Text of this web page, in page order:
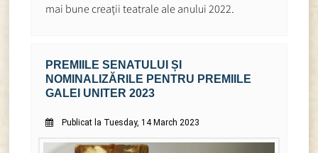
mai bune creații teatrale ale anului 2022.
PREMIILE SENATULUI ȘI
NOMINALIZĂRILE PENTRU PREMIILE
GALEI UNITER 2023
Publicat la Tuesday, 14 March 2023